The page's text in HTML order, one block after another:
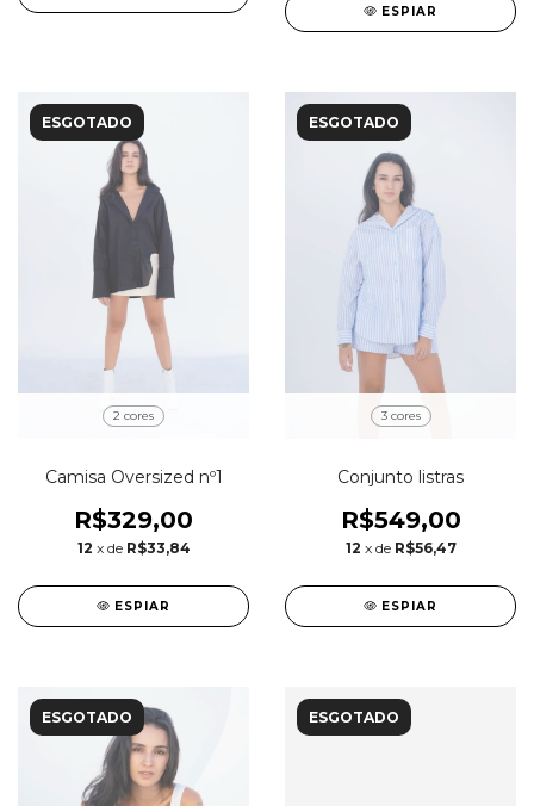
ESPIAR
ESGOTADO
2 cores
Camisa Oversized nº1
R$329,00
12 x de R$33,84
ESPIAR
ESGOTADO
3 cores
Conjunto listras
R$549,00
12 x de R$56,47
ESPIAR
ESGOTADO ESGOTADO